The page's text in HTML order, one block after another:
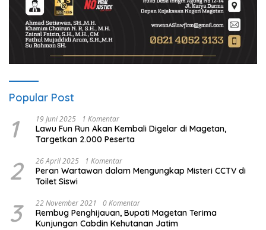
Popular Post
1 19 Juni 2025 1 Komentar
Lawu Fun Run Akan Kembali Digelar di Magetan,
Targetkan 2.000 Peserta
2 26 April 2025 1 Komentar
Peran Wartawan dalam Mengungkap Misteri CCTV di
Toilet Siswi
3 22 November 2021 0 Komentar
Rembug Penghijauan, Bupati Magetan Terima
Kunjungan Cabdin Kehutanan Jatim